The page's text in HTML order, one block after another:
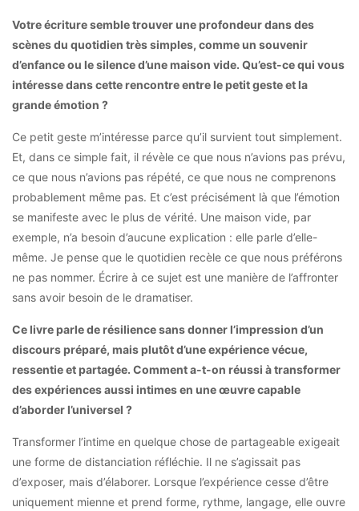
Votre écriture semble trouver une profondeur dans des
scènes du quotidien très simples, comme un souvenir
d’enfance ou le silence d’une maison vide. Qu’est-ce qui vous
intéresse dans cette rencontre entre le petit geste et la
grande émotion ?
Ce petit geste m’intéresse parce qu’il survient tout simplement.
Et, dans ce simple fait, il révèle ce que nous n’avions pas prévu,
ce que nous n’avions pas répété, ce que nous ne comprenons
probablement même pas. Et c’est précisément là que l’émotion
se manifeste avec le plus de vérité. Une maison vide, par
exemple, n’a besoin d’aucune explication : elle parle d’elle-
même. Je pense que le quotidien recèle ce que nous préférons
ne pas nommer. Écrire à ce sujet est une manière de l’affronter
sans avoir besoin de le dramatiser.
Ce livre parle de résilience sans donner l’impression d’un
discours préparé, mais plutôt d’une expérience vécue,
ressentie et partagée. Comment a-t-on réussi à transformer
des expériences aussi intimes en une œuvre capable
d’aborder l’universel ?
Transformer l’intime en quelque chose de partageable exigeait
une forme de distanciation réfléchie. Il ne s’agissait pas
d’exposer, mais d’élaborer. Lorsque l’expérience cesse d’être
uniquement mienne et prend forme, rythme, langage, elle ouvre